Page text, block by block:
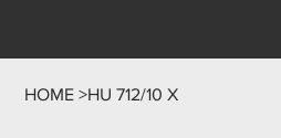
HOME >HU 712/10 X